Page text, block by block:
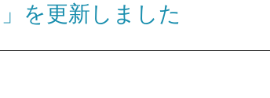
を更新しました